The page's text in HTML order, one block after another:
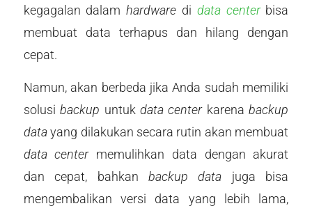
kegagalan dalamhardware di data centerbisa
membuat data terhapus dan hilang dengan
cepat.
Namun, akan berbeda jika Anda sudah memiliki
solusibackup untuk data center karenabackup
datayang dilakukan secara rutin akan membuat
data center memulihkan data dengan akurat
dan cepat, bahkan backup data juga bisa
mengembalikan versi data yang lebih lama,